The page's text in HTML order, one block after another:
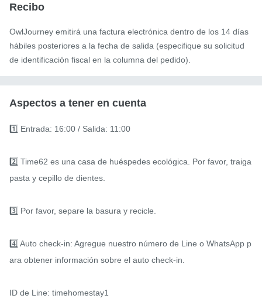
Recibo
OwlJourney emitirá una factura electrónica dentro de los 14 días
hábiles posteriores a la fecha de salida (especifique su solicitud
de identificación fiscal en la columna del pedido).
Aspectos a tener en cuenta
1️⃣ Entrada: 16:00 / Salida: 11:00
2️⃣ Time62 es una casa de huéspedes ecológica. Por favor, traiga
pasta y cepillo de dientes.
3️⃣ Por favor, separe la basura y recicle.
4️⃣ Auto check-in: Agregue nuestro número de Line o WhatsApp p
ara obtener información sobre el auto check-in.
ID de Line: timehomestay1